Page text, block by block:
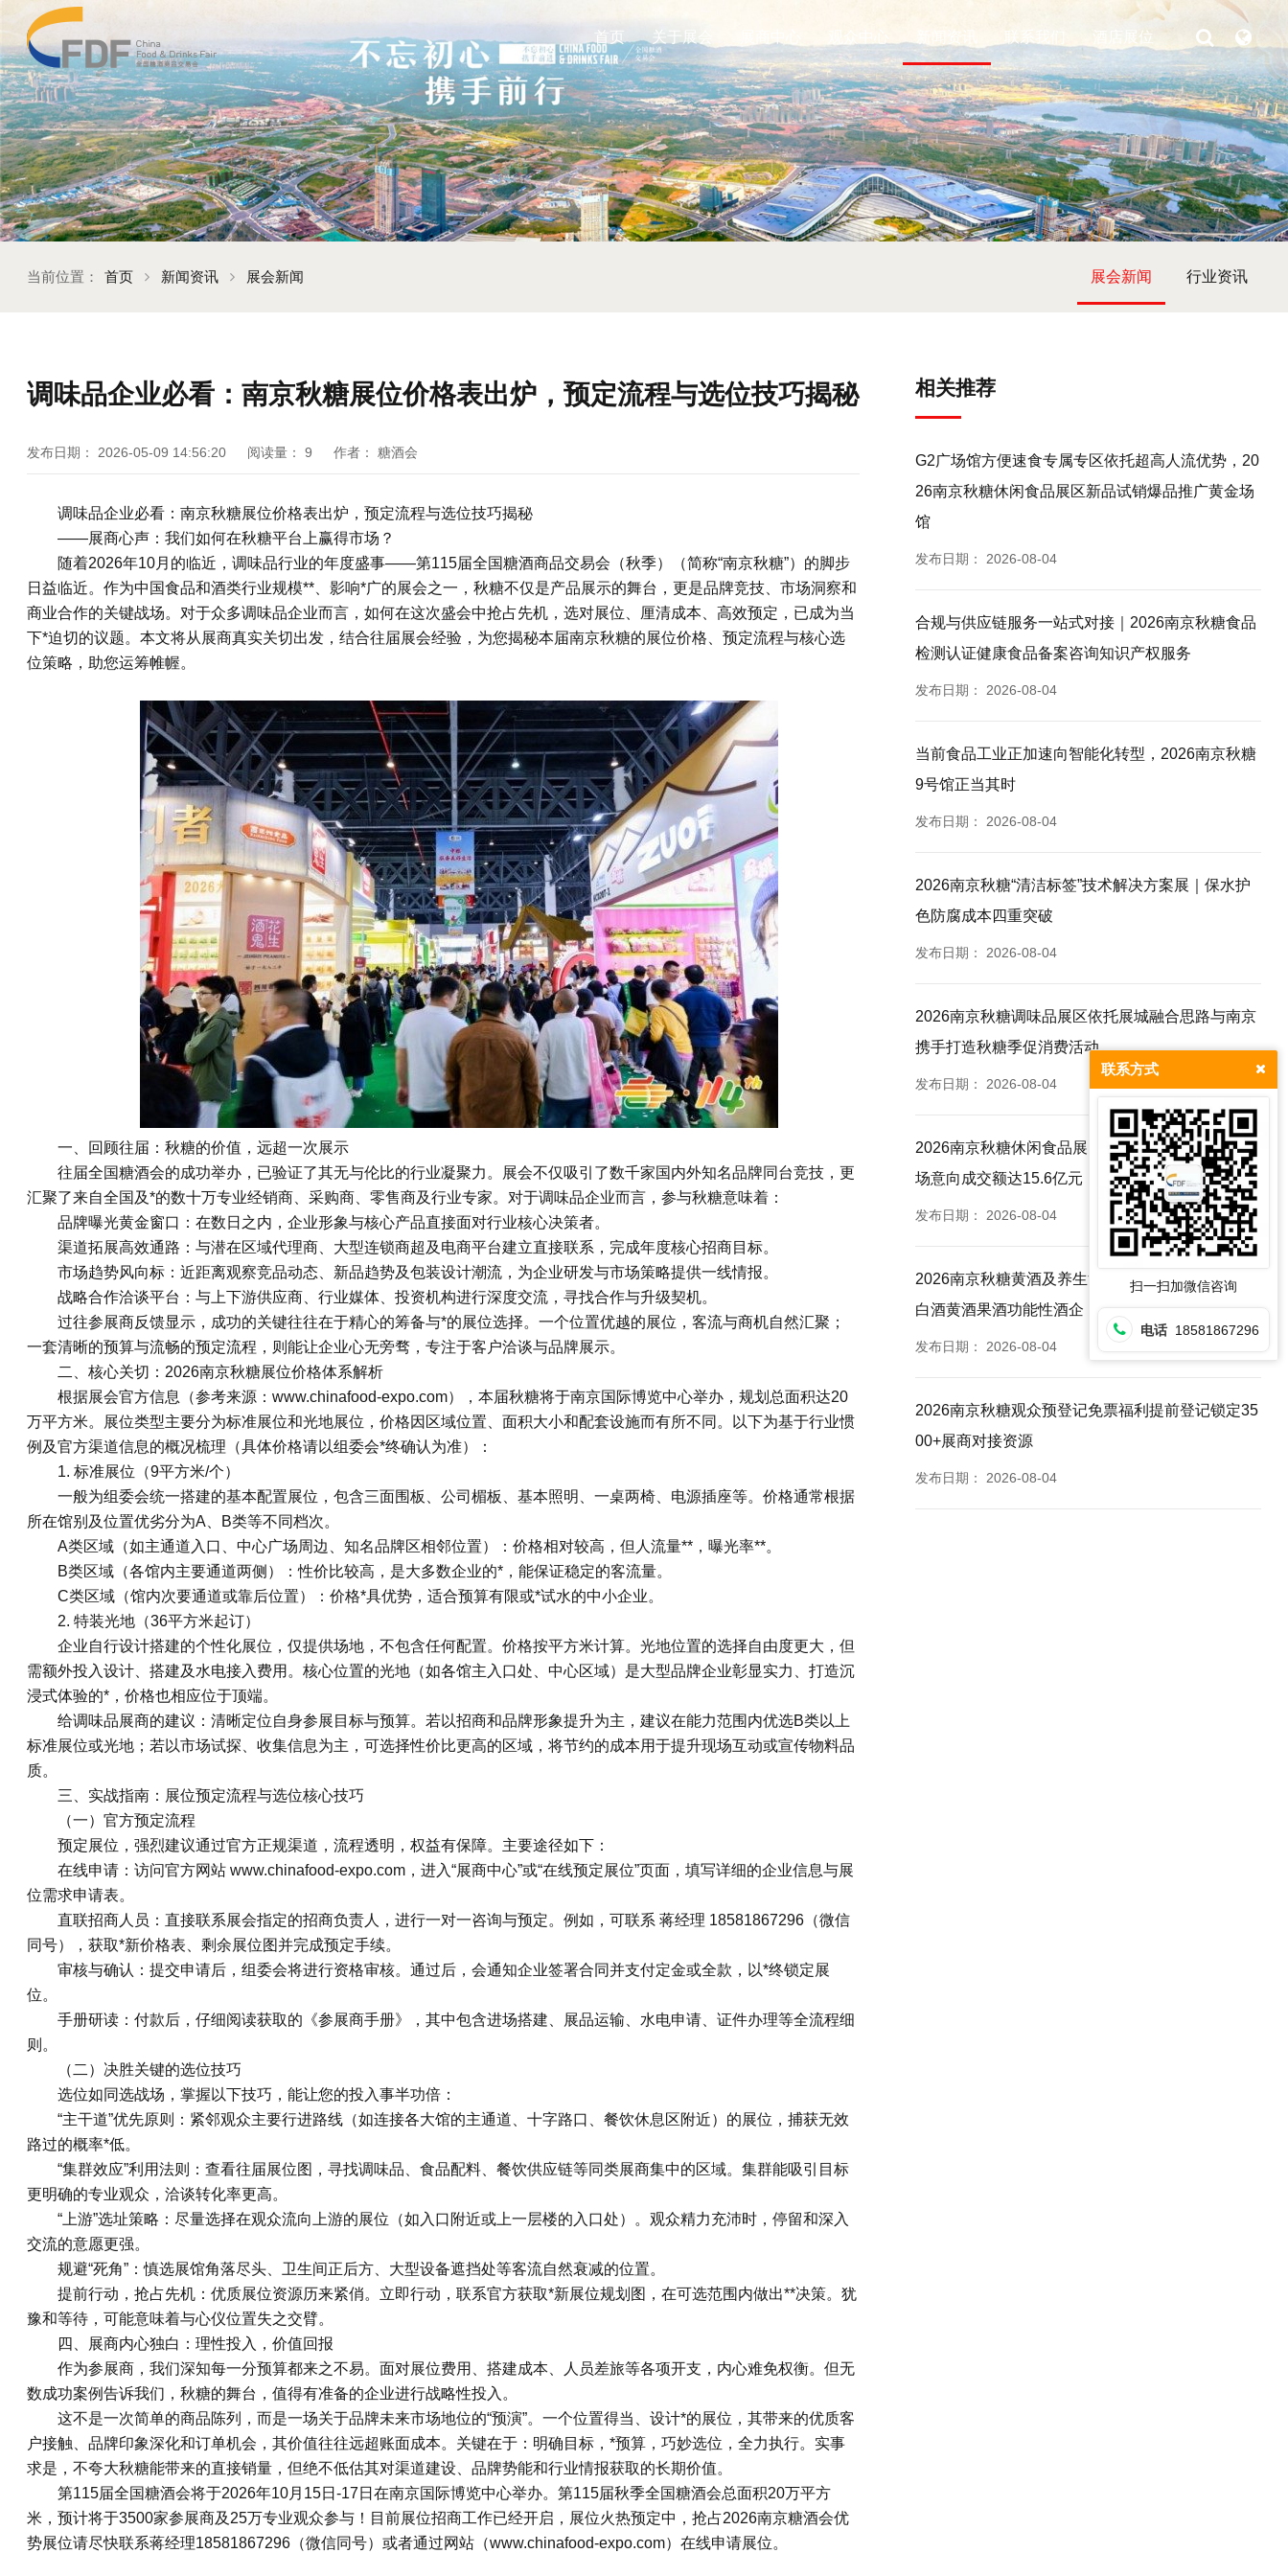
首页 关于展会 酒店展位
当前位置： 首页 新闻资讯 展会新闻 展会新闻 行业资讯
调味品企业必看：南京秋糖展位价格表出炉，预定流程与选位技巧揭秘
发布日期： 2026-05-09 14:56:20 阅读量： 9 作者： 糖酒会
调味品企业必看：南京秋糖展位价格表出炉，预定流程与选位技巧揭秘
——展商心声：我们如何在秋糖平台上赢得市场？
随着2026年10月的临近，调味品行业的年度盛事——第115届全国糖酒商品交易会 （秋季）（简称“南京秋糖”）的脚步
日益临近。作为中国食品和酒类行业规模**、影响*广的展会之一，秋糖不仅是产品展示的舞台，更是品牌竞技、市场洞察和
商业合作的关键战场。对于众多调味品企业而言，如何在这次盛会中抢占先机，选对展位、厘清成本、高效预定，已成为当
下*迫切的议题。本文将从展商真实关切出发，结合往届展会经验，为您揭秘本届南京秋糖的展位价格、预定流程与核心选
位策略，助您运筹帷幄。
一、回顾往届：秋糖的价值，远超一次展示
往届全国糖酒会的成功举办，已验证了其无与伦比的行业凝聚力。展会不仅吸引了数千家国内外知名品牌同台竞技，更
汇聚了来自全国及*的数十万专业经销商、采购商、零售商及行业专家。对于调味品企业而言，参与秋糖意味着：
品牌曝光黄金窗口：在数日之内，企业形象与核心产品直接面对行业核心决策者。
渠道拓展高效通路：与潜在区域代理商、大型连锁商超及电商平台建立直接联系，完成年度核心招商目标。
市场趋势风向标：近距离观察竞品动态、新品趋势及包装设计潮流，为企业研发与市场策略提供一线情报。
战略合作洽谈平台：与上下游供应商、行业媒体、投资机构进行深度交流，寻找合作与升级契机。
过往参展商反馈显示，成功的关键往往在于精心的筹备与*的展位选择。一个位置优越的展位，客流与商机自然汇聚；
一套清晰的预算与流畅的预定流程，则能让企业心无旁骛，专注于客户洽谈与品牌展示。
二、核心关切：2026南京秋糖展位价格体系解析
根据展会官方信息（参考来源：www.chinafood-expo.com），本届秋糖将于南京国际博览中心举办，规划总面积达20
万平方米。展位类型主要分为标准展位和光地展位，价格因区域位置、面积大小和配套设施而有所不同。以下为基于行业惯
例及官方渠道信息的概况梳理（具体价格请以组委会*终确认为准）：
1. 标准展位（9平方米/个）
一般为组委会统一搭建的基本配置展位，包含三面围板、公司楣板、基本照明、一桌两椅、电源插座等。价格通常根据
所在馆别及位置优劣分为A、B类等不同档次。
A类区域（如主通道入口、中心广场周边、知名品牌区相邻位置）：价格相对较高，但人流量**，曝光率**。
B类区域（各馆内主要通道两侧）：性价比较高，是大多数企业的*，能保证稳定的客流量。
C类区域（馆内次要通道或靠后位置）：价格*具优势，适合预算有限或*试水的中小企业。
2. 特装光地（36平方米起订）
企业自行设计搭建的个性化展位，仅提供场地，不包含任何配置。价格按平方米计算。光地位置的选择自由度更大，但
需额外投入设计、搭建及水电接入费用。核心位置的光地（如各馆主入口处、中心区域）是大型品牌企业彰显实力、打造沉
浸式体验的*，价格也相应位于顶端。
给调味品展商的建议：清晰定位自身参展目标与预算。若以招商和品牌形象提升为主，建议在能力范围内优选B类以上
标准展位或光地；若以市场试探、收集信息为主，可选择性价比更高的区域，将节约的成本用于提升现场互动或宣传物料品
质。
三、实战指南：展位预定流程与选位核心技巧
（一）官方预定流程
预定展位，强烈建议通过官方正规渠道，流程透明，权益有保障。主要途径如下：
在线申请：访问官方网站 www.chinafood-expo.com，进入“展商中心”或“在线预定展位”页面，填写详细的企业信息与展
位需求申请表。
直联招商人员：直接联系展会指定的招商负责人，进行一对一咨询与预定。例如，可联系 蒋经理 18581867296（微信
同号），获取*新价格表、剩余展位图并完成预定手续。
审核与确认：提交申请后，组委会将进行资格审核。通过后，会通知企业签署合同并支付定金或全款，以*终锁定展
位。
手册研读：付款后，仔细阅读获取的《参展商手册》，其中包含进场搭建、展品运输、水电申请、证件办理等全流程细
则。
（二）决胜关键的选位技巧
选位如同选战场，掌握以下技巧，能让您的投入事半功倍：
“主干道”优先原则：紧邻观众主要行进路线（如连接各大馆的主通道、十字路口、餐饮休息区附近）的展位，捕获无效
路过的概率*低。
“集群效应”利用法则：查看往届展位图，寻找调味品、食品配料、餐饮供应链等同类展商集中的区域。集群能吸引目标
更明确的专业观众，洽谈转化率更高。
“上游”选址策略：尽量选择在观众流向上游的展位（如入口附近或上一层楼的入口处）。观众精力充沛时，停留和深入
交流的意愿更强。
规避“死角”：慎选展馆角落尽头、卫生间正后方、大型设备遮挡处等客流自然衰减的位置。
提前行动，抢占先机：优质展位资源历来紧俏。立即行动，联系官方获取*新展位规划图，在可选范围内做出**决策。犹
豫和等待，可能意味着与心仪位置失之交臂。
四、展商内心独白：理性投入，价值回报
作为参展商，我们深知每一分预算都来之不易。面对展位费用、搭建成本、人员差旅等各项开支，内心难免权衡。但无
数成功案例告诉我们，秋糖的舞台，值得有准备的企业进行战略性投入。
这不是一次简单的商品陈列，而是一场关于品牌未来市场地位的“预演”。一个位置得当、设计*的展位，其带来的优质客
户接触、品牌印象深化和订单机会，其价值往往远超账面成本。关键在于：明确目标，*预算，巧妙选位，全力执行。实事
求是，不夸大秋糖能带来的直接销量，但绝不低估其对渠道建设、品牌势能和行业情报获取的长期价值。
第115届全国糖酒会将于2026年10月15日-17日在南京国际博览中心举办。第115届秋季全国糖酒会总面积20万平方
米，预计将于3500家参展商及25万专业观众参与！目前展位招商工作已经开启，展位火热预定中，抢占2026南京糖酒会优
势展位请尽快联系蒋经理18581867296（微信同号）或者通过网站（www.chinafood-expo.com）在线申请展位。
相关推荐
G2广场馆方便速食专属专区依托超高人流优势，20
26南京秋糖休闲食品展区新品试销爆品推广黄金场
馆
发布日期： 2026-08-04
合规与供应链服务一站式对接｜2026南京秋糖食品
检测认证健康食品备案咨询知识产权服务
发布日期： 2026-08-04
当前食品工业正加速向智能化转型，2026南京秋糖
9号馆正当其时
发布日期： 2026-08-04
2026南京秋糖“清洁标签”技术解决方案展｜保水护
色防腐成本四重突破
发布日期： 2026-08-04
2026南京秋糖调味品展区依托展城融合思路与南京
携手打造秋糖季促消费活动
发布日期： 2026-08-04
2026南京秋糖休闲食品展区往届830家企业参展现
场意向成交额达15.6亿元
发布日期： 2026-08-04
2026南京秋糖黄酒及养生酒专区深耕酿造创新适配
白酒黄酒果酒功能性酒企
发布日期： 2026-08-04
2026南京秋糖观众预登记免票福利提前登记锁定35
00+展商对接资源
发布日期： 2026-08-04
联系方式
扫一扫加微信咨询
电话 18581867296